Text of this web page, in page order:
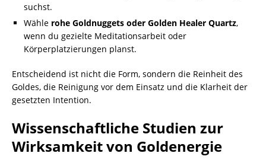
suchst.
Wähle rohe Goldnuggets oder Golden Healer Quartz,
wenn du gezielte Meditationsarbeit oder
Körperplatzierungen planst.
Entscheidend ist nicht die Form, sondern die Reinheit des
Goldes, die Reinigung vor dem Einsatz und die Klarheit der
gesetzten Intention.
Wissenschaftliche Studien zur
Wirksamkeit von Goldenergie